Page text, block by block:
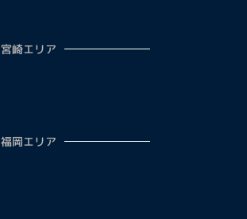
宮崎エリア
福岡エリア